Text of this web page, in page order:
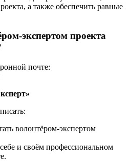
а также обеспечить равные
экспертом проекта
почте:
волонтёром-экспертом
и своём профессиональном